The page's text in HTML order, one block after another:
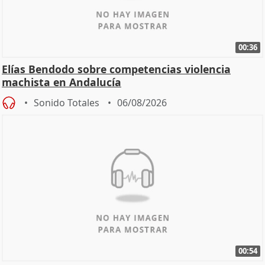
00:36
Elías Bendodo sobre competencias violencia
machista en Andalucía
Sonido Totales 06/08/2026
00:54